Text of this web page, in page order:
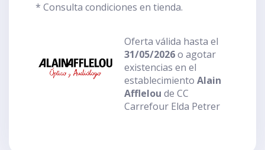
* Consulta condiciones en tienda.
Oferta válida hasta el
31/05/2026o agotar
existencias en el
establecimiento Alain
Afflelou de CC
Carrefour Elda Petrer